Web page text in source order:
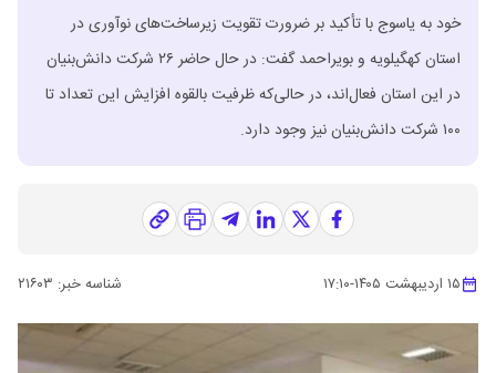
خود به یاسوج با تأکید بر ضرورت تقویت زیرساخت‌های نوآوری در
استان کهگیلویه و بویراحمد گفت: در حال حاضر ۲۶ شرکت دانش‌بنیان
در این استان فعال‌اند، در حالی‌که ظرفیت بالقوه افزایش این تعداد تا
۱۰۰ شرکت دانش‌بنیان نیز وجود دارد.
۱۵ اردیبهشت ۱۴۰۵ -۱۷:۱۰ شناسه خبر: ۲۱۶۰۳